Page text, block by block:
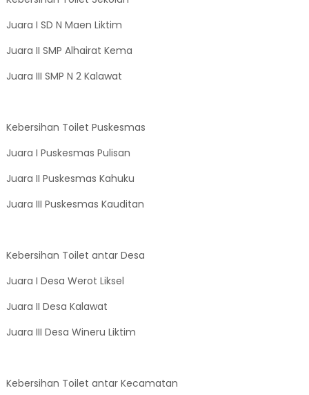
Juara I SD N Maen Liktim
Juara II SMP Alhairat Kema
Juara III SMP N 2 Kalawat
Kebersihan Toilet Puskesmas
Juara I Puskesmas Pulisan
Juara II Puskesmas Kahuku
Juara III Puskesmas Kauditan
Kebersihan Toilet antar Desa
Juara I Desa Werot Liksel
Juara II Desa Kalawat
Juara III Desa Wineru Liktim
Kebersihan Toilet antar Kecamatan